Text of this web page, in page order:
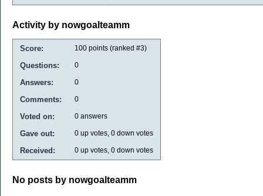
Activity by nowgoalteamm
Score: 100 points (ranked #3)
Questions: 0
Answers: 0
Comments: 0
Voted on: 0 answers
Gave out: 0 up votes, 0 down votes
Received: 0 up votes, 0 down votes
No posts by nowgoalteamm